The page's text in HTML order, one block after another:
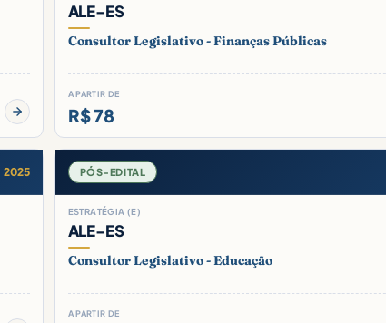
ALE-ES
Consultor Legislativo - Finanças Públicas
A PARTIR DE
R$ 78
2025 PÓS-EDITAL
ESTRATÉGIA (E)
ALE-ES
Consultor Legislativo - Educação
A PARTIR DE